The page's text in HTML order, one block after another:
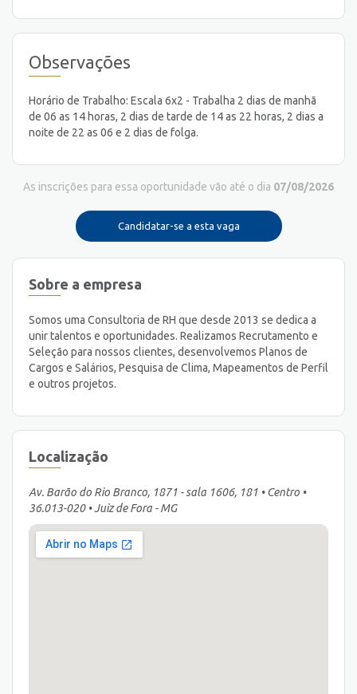
Observações
Horário de Trabalho: Escala 6x2 - Trabalha 2 dias de manhã
de 06 as 14 horas, 2 dias de tarde de 14 as 22 horas, 2 dias a
noite de 22 as 06 e 2 dias de folga.
As inscrições para essa oportunidade vão até o dia 07/08/2026
Candidatar-se a esta vaga
Sobre a empresa
Somos uma Consultoria de RH que desde 2013 se dedica a
unir talentos e oportunidades. Realizamos Recrutamento e
Seleção para nossos clientes, desenvolvemos Planos de
Cargos e Salários, Pesquisa de Clima, Mapeamentos de Perfil
e outros projetos.
Localização
Av. Barão do Rio Branco, 1871 - sala 1606, 181 • Centro •
36.013-020 • Juiz de Fora - MG